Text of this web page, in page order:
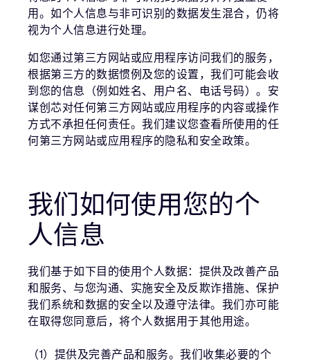
用。如个人信息与非可识别的数据发生混合，仍将
视为个人信息进行处理。
如您通过第三方网站或应用程序访问我们的服务，
根据第三方的数据惯例及您的设置，我们可能会收
到您的信息（例如姓名、用户名、电话号码）。安
谋创芯对任何第三方网站或应用程序的内容或操作
方式不承担任何责任。我们建议您查看所使用的任
何第三方网站或应用程序的隐私和安全政策。
我们如何使用您的个
人信息
我们基于如下目的使用个人数据：提供及改善产品
和服务、与您沟通、实施安全及反欺诈措施、保护
我们系统和数据的安全以及遵守法律。我们亦可能
在取得您同意后，将个人数据用于其他用途。
（1）提供及完善产品和服务。我们收集必要的个